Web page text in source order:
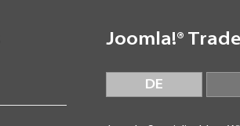
Joomla!®
DE